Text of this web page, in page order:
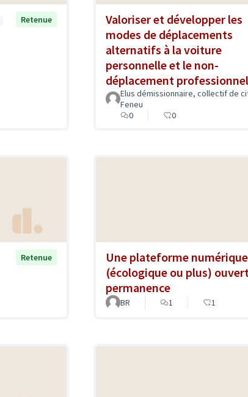
Retenue
Valoriser et développer les
modes de déplacements
alternatifs à la voiture
personnelle et le non-
déplacement professionnel
Elus démissionnaire, collectif de
Feneu
0
0
Retenue
Une plateforme numérique
(écologique ou plus)
permanence
BR 1 1